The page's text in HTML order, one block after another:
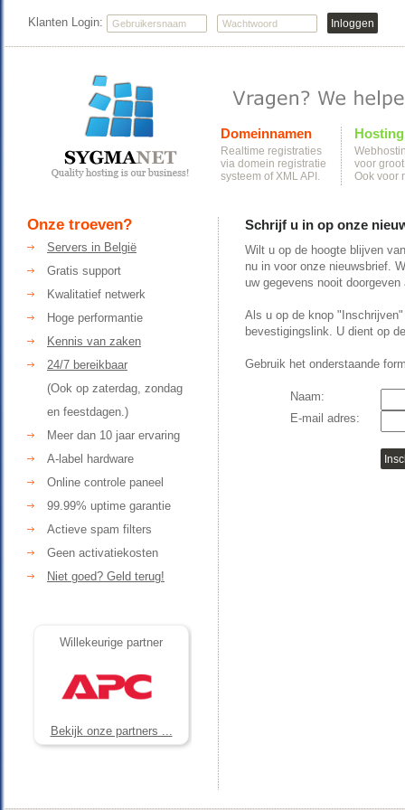
Klanten Login:
Domeinnamen
Realtime registraties
via domein registratie
systeem of XML API.
Hosting
voor
Ook voor
Onze troeven?
Servers in België
Gratis support
Kwalitatief netwerk
Hoge performantie
Kennis van zaken
24/7 bereikbaar
(Ook op zaterdag, zondag
en feestdagen.)
Meer dan 10 jaar ervaring
A-label hardware
Online controle paneel
99.99% uptime garantie
Actieve spam filters
Geen activatiekosten
Niet goed? Geld terug!
Willekeurige partner
Bekijk onze partners ...
Schrijf u in op onze
Wilt u op de hoogte blijven
nu in voor onze nieuwsbrief.
uw gegevens nooit
Als u op de knop
bevestigingslink. U dient op
Gebruik het onderstaande
Naam:
E-mail adres: